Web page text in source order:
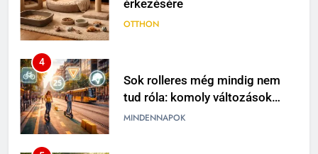
4
Sok rolleres még mindig nem
tud róla: komoly változások
jöhetnek a közlekedési
szabályokban
5